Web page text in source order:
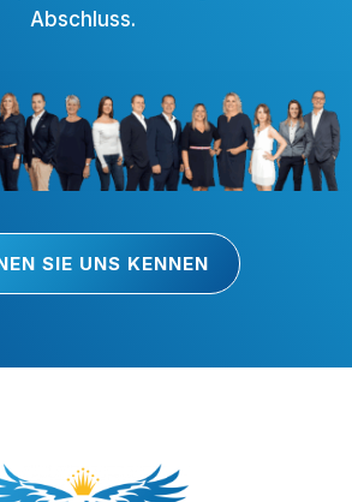
Abschluss.
SIE UNS KENNEN